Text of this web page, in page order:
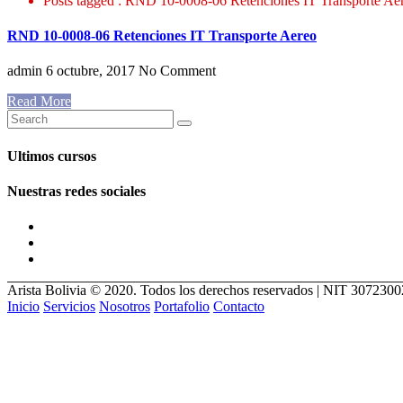
RND 10-0008-06 Retenciones IT Transporte Aereo
admin 6 octubre, 2017 No Comment
Read More
Ultimos cursos
Nuestras redes sociales
Arista Bolivia © 2020. Todos los derechos reservados | NIT
Inicio Servicios Nosotros Portafolio Contacto